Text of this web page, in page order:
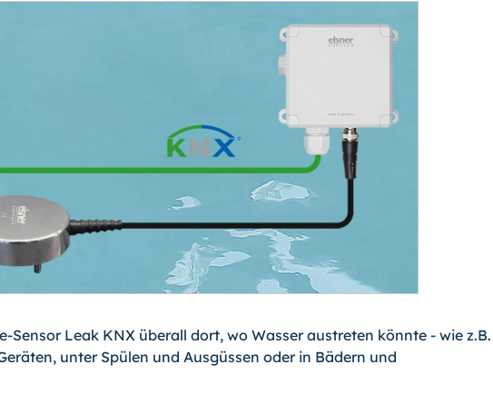
Sensor Leak KNX überall dort, wo Wasser austreten könnte - wie z.B.
unter Spülen und Ausgüssen oder in Bädern und